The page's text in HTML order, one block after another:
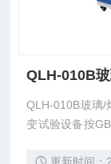
QLH-010B
QLH-010B玻璃/
变试验设备按